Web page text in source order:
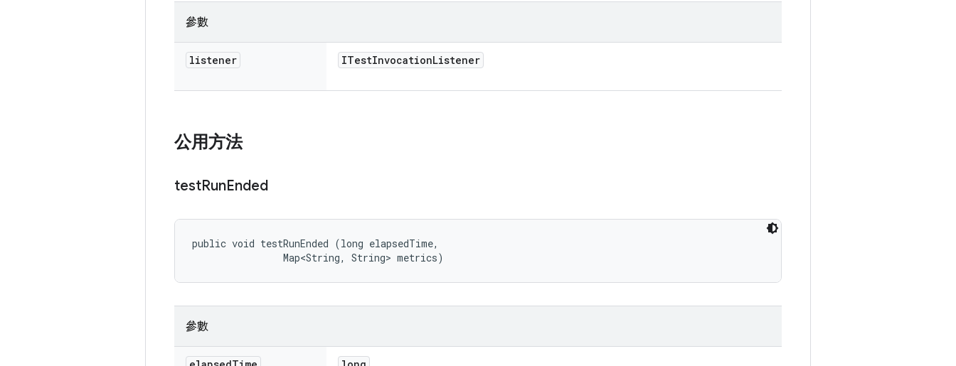
參數
listener ITestInvocationListener
公用方法
testRunEnded
public void testRunEnded (long elapsedTime,
                Map<String, String> metrics)
參數